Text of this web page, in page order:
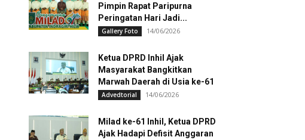
Pimpin Rapat Paripurna
Peringatan Hari Jadi...
Gallery Foto 14/06/2026
Ketua DPRD Inhil Ajak
Masyarakat Bangkitkan
Marwah Daerah di Usia ke-61
Advedtorial 14/06/2026
Milad ke-61 Inhil, Ketua DPRD
Ajak Hadapi Defisit Anggaran